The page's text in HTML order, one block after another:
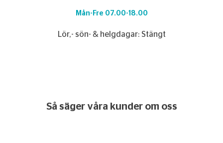
Mån-Fre 07.00-18.00
Lör,- sön- & helgdagar: Stängt
Så säger våra kunder om oss